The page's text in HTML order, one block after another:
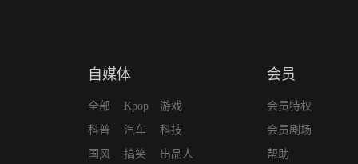
自媒体
全部
科普
国风
Kpop
汽车
搞笑
游戏
科技
出品人
会员
会员特权
会员剧场
帮助